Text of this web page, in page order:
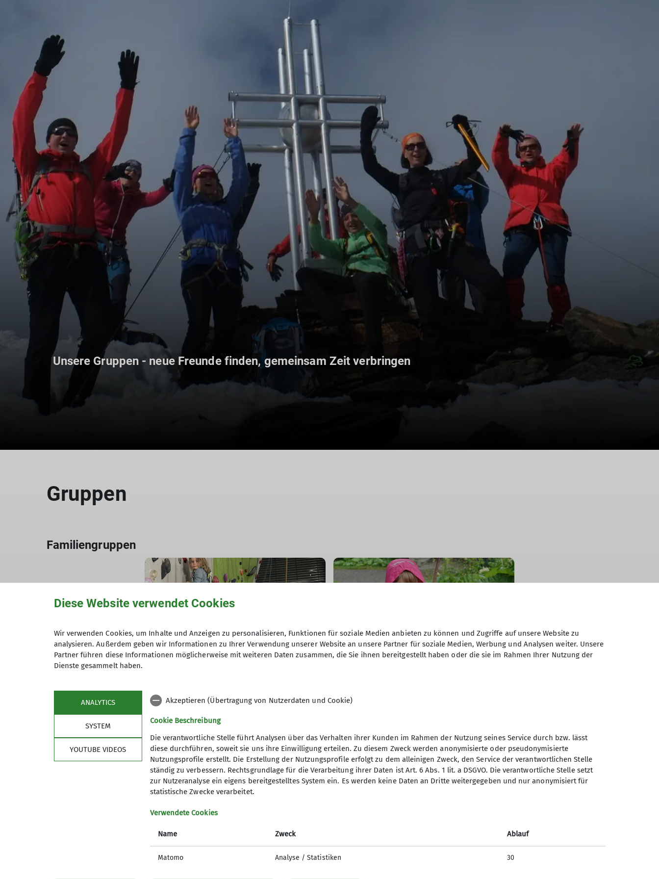
Unsere Gruppen - neue Freunde finden, gemeinsam Zeit verbringen
Gruppen
Familiengruppen
Klettergruppe Familie Freizeitgruppe Familie
Jugendgruppen
Diese Website verwendet Cookies
Wir verwenden Cookies, um Inhalte und Anzeigen zu personalisieren, Funktionen für soziale Medien anbieten zu können und Zugriffe auf unsere Website zu
analysieren. Außerdem geben wir Informationen zu Ihrer Verwendung unserer Website an unsere Partner für soziale Medien, Werbung und Analysen weiter. Unsere
Partner führen diese Informationen möglicherweise mit weiteren Daten zusammen, die Sie ihnen bereitgestellt haben oder die sie im Rahmen Ihrer Nutzung der
Dienste gesammelt haben.
ANALYTICS
SYSTEM
YOUTUBE VIDEOS
Akzeptieren (Übertragung von Nutzerdaten und Cookie)
Cookie Beschreibung
Die verantwortliche Stelle führt Analysen über das Verhalten ihrer Kunden im Rahmen der Nutzung seines Service durch bzw. lässt
diese durchführen, soweit sie uns ihre Einwilligung erteilen. Zu diesem Zweck werden anonymisierte oder pseudonymisierte
Nutzungsprofile erstellt. Die Erstellung der Nutzungsprofile erfolgt zu dem alleinigen Zweck, den Service der verantwortlichen Stelle
ständig zu verbessern. Rechtsgrundlage für die Verarbeitung ihrer Daten ist Art. 6 Abs. 1 lit. a DSGVO. Die verantwortliche Stelle setzt
zur Nutzeranalyse ein eigens bereitgestelltes System ein. Es werden keine Daten an Dritte weitergegeben und nur anonymisiert für
statistische Zwecke verarbeitet.
Verwendete Cookies
Name Zweck Ablauf
Matomo Analyse / Statistiken 30